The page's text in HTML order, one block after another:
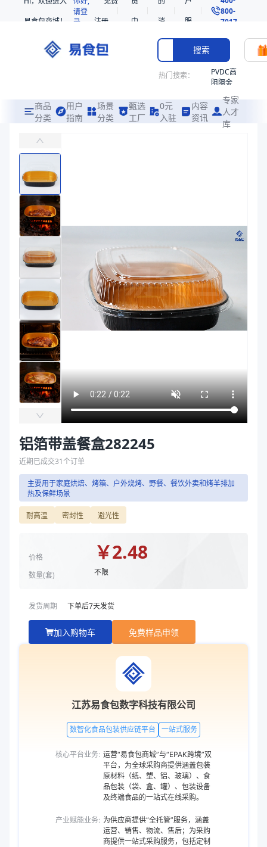
易食包商城！
请登
录
注册
中
消
息
服
务
800-
7017
搜索
热门搜索：
PVDC高
阻隔金
共挤热
收缩袋
221330
袋
拉伸膜
商品
分类
用户
指南
场景
分类
甄选
工厂
0元
入驻
内容
资讯
专家
人才
库
主要用于家庭烘焙、烤箱、户外烧烤、野餐、餐饮外卖和烤羊排加热及
产品卖点：耐高温、密封性、避光性
应用场景：主要用于家庭烘焙、烤箱、户外烧烤、野餐、餐饮外卖和烤
价格：￥2.48
商品参数
商品分类
铝箔餐盒
主要材质
铝箔 、PET
285
宽度（mm）
221
高度（mm）
克重（g）
38
盖长度（mm）
盖宽度（mm）
240
盖高度（mm）
50
盖克重（g）
37
主要材质
铝箔 、PET
长度（mm）
285
宽度（mm）
221
高度（mm）
克重（g）
38
黑金
盖宽度（mm）
盖高度（mm）
高透
商品图片
铝箔带盖餐盒282245
近期已成交31个订单
主要用于家庭烘焙、烤箱、户外烧烤、野餐、餐饮外卖和烤羊排加
热及保鲜场景
耐高温 密封性 避光性
价格
数量(套)
￥2.48
不限
发货周期 下单后7天发货
加入购物车 免费样品申领
江苏易食包数字科技有限公司
数智化食品包装供应链平台 一站式服务
核心平台业务: 运营“易食包商城”与“EPAK跨境”双
平台，为全球采购商提供涵盖包装
原材料（纸、塑、铝、玻璃）、食
品包装（袋、盒、罐）、包装设备
及终端食品的一站式在线采购。
产业赋能业务: 为供应商提供“全托管”服务，涵盖
运营、销售、物流、售后；为采购
商提供一站式采购服务，包括定制